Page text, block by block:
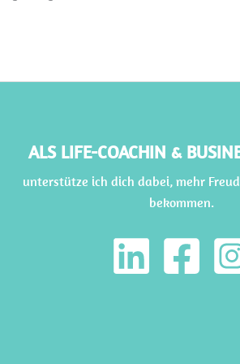
ALS LIFE-COACHIN &
unterstütze ich dich dabei, mehr
bekommen.